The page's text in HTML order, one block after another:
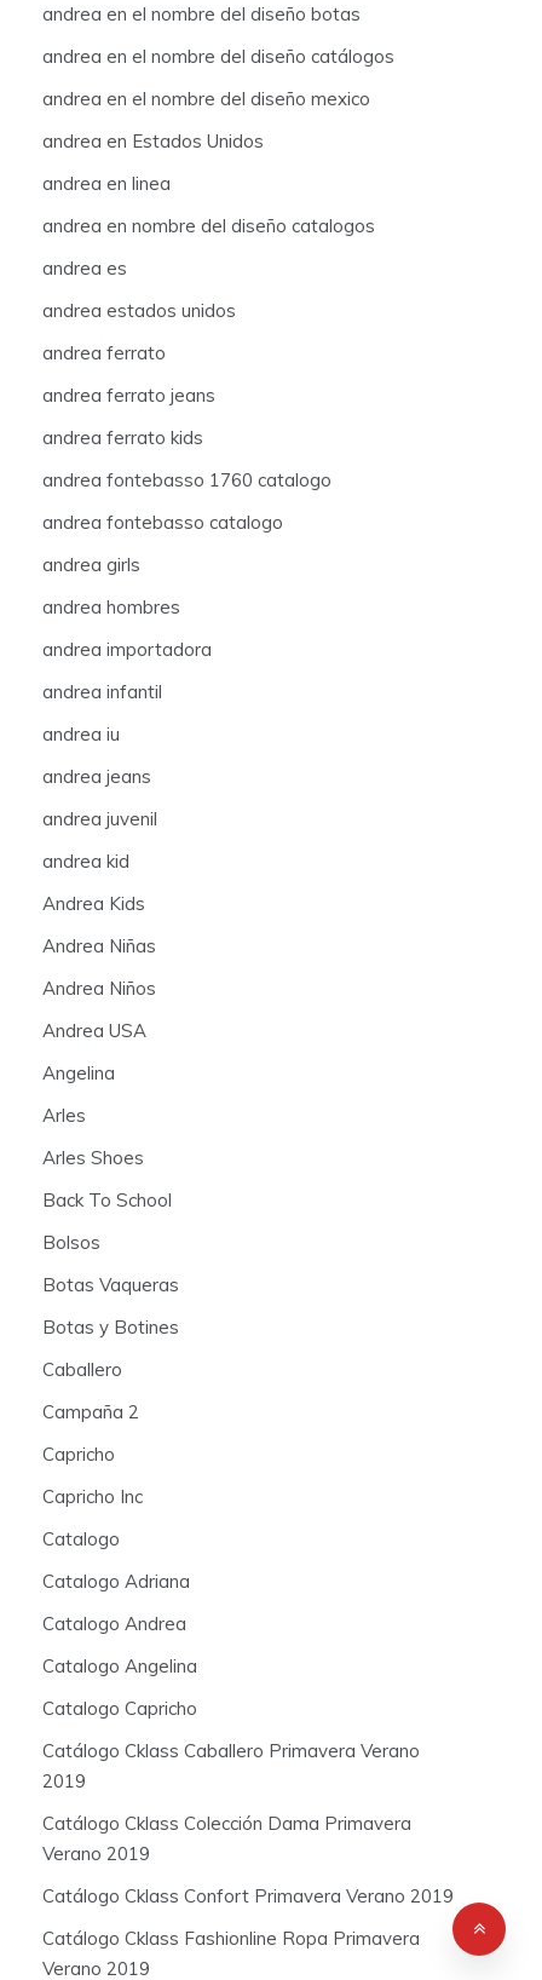
andrea en el nombre del diseño botas
andrea en el nombre del diseño catálogos
andrea en el nombre del diseño mexico
andrea en Estados Unidos
andrea en linea
andrea en nombre del diseño catalogos
andrea es
andrea estados unidos
andrea ferrato
andrea ferrato jeans
andrea ferrato kids
andrea fontebasso 1760 catalogo
andrea fontebasso catalogo
andrea girls
andrea hombres
andrea importadora
andrea infantil
andrea iu
andrea jeans
andrea juvenil
andrea kid
Andrea Kids
Andrea Niñas
Andrea Niños
Andrea USA
Angelina
Arles
Arles Shoes
Back To School
Bolsos
Botas Vaqueras
Botas y Botines
Caballero
Campaña 2
Capricho
Capricho Inc
Catalogo
Catalogo Adriana
Catalogo Andrea
Catalogo Angelina
Catalogo Capricho
Catálogo Cklass Caballero Primavera Verano
2019
Catálogo Cklass Colección Dama Primavera
Verano 2019
Catálogo Cklass Confort Primavera Verano 2019
Catálogo Cklass Fashionline Ropa Primavera
Verano 2019